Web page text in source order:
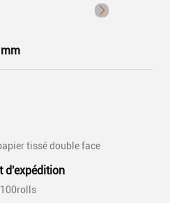
tissé double face
d'expédition